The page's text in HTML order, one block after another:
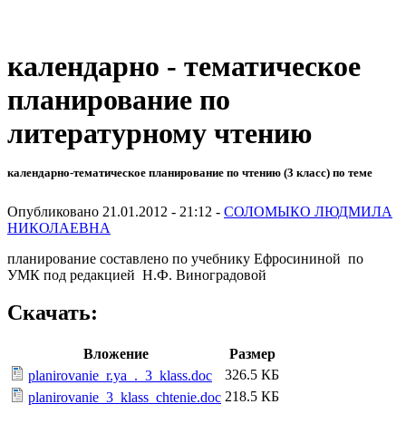
календарно - тематическое
планирование по
литературному чтению
календарно-тематическое планирование по чтению (3 класс) по теме
Опубликовано 21.01.2012 - 21:12 - СОЛОМЫКО ЛЮДМИЛА
НИКОЛАЕВНА
планирование составлено по учебнику Ефросининой по
УМК под редакцией Н.Ф. Виноградовой
Скачать:
Вложение
Размер
planirovanie_r.ya_._3_klass.doc
326.5 КБ
planirovanie_3_klass_chtenie.doc 218.5 КБ